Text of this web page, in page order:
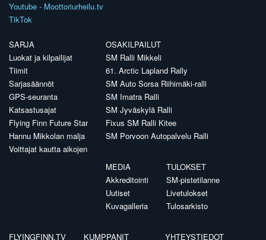
Youtube - Moottoriurheilu.tv
TikTok
SARJA
Luokat ja kilpailijat
Tiimit
Sarjasäännöt
GPS-seuranta
Katsastusajat
Flying Finn Future Star
Hannu Mikkolan malja
Voittajat kautta aikojen
OSAKILPAILUT
SM Ralli Mikkeli
61. Arctic Lapland Rally
SM Auto Sorsa Riihimäki-ralli
SM Imatra Ralli
SM Jyväskylä Ralli
Fixus SM Ralli Kitee
SM Porvoon Autopalvelu Ralli
MEDIA
Akkreditointi
Uutiset
Kuvagalleria
TULOKSET
SM-pistetilanne
Livetulokset
Tulosarkisto
FLYINGFINN.TV KUMPPANIT YHTEYSTIEDOT